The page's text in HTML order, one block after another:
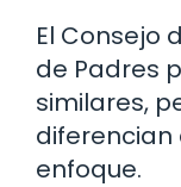
El Consejo
de Padres
similares,
diferencian
enfoque.